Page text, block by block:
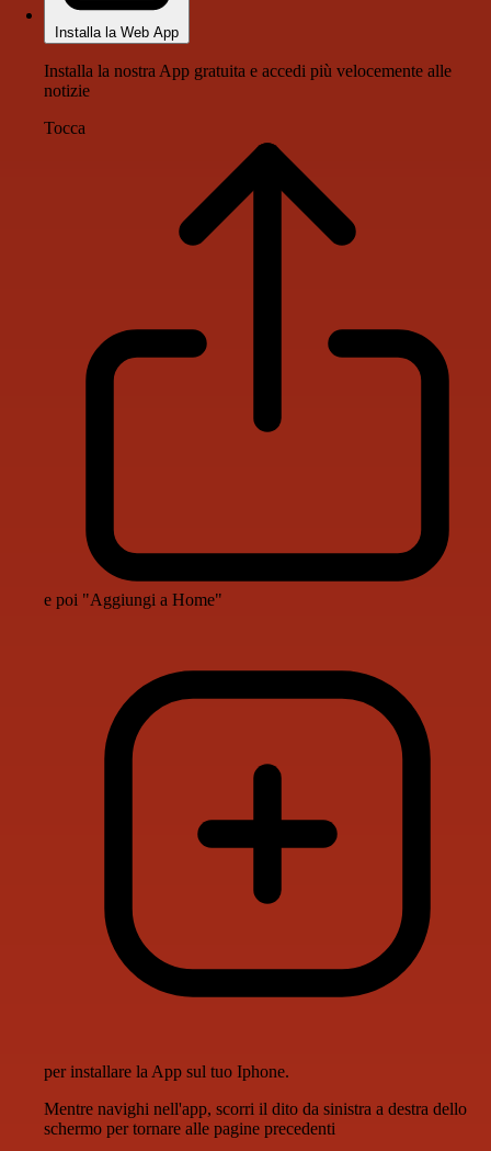
Installa la Web App
Installa la nostra App gratuita e accedi più velocemente alle
notizie
Tocca
e poi "Aggiungi a Home"
per installare la App sul tuo Iphone.
Mentre navighi nell'app, scorri il dito da sinistra a destra dello
schermo per tornare alle pagine precedenti